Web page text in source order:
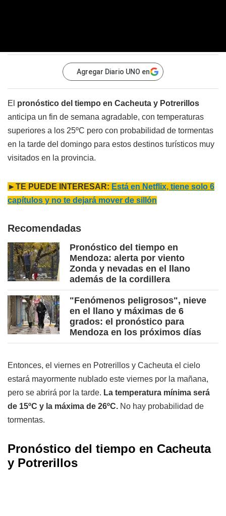
Agregar Diario UNO en
El pronóstico del tiempo en Cacheuta y Potrerillos
anticipa un fin de semana agradable, con temperaturas
superiores a los 25ºC pero con probabilidad de tormentas
en la tarde del domingo para estos destinos turísticos muy
visitados en la provincia.
►TE PUEDE INTERESAR: Está en Netflix, tiene solo 6
capítulos y no te dejará mover de sillón
Recomendadas
Pronóstico del tiempo en
Mendoza: alerta por viento
Zonda y nevadas en el llano
además de la cordillera
"Fenómenos peligrosos", nieve
en el llano y máximas de 6
grados: el pronóstico para
Mendoza en los próximos días
Entonces, el viernes en Potrerillos y Cacheuta el cielo
estará mayormente nublado este viernes por la mañana,
pero se abrirá por la tarde. La temperatura mínima será
de 15ºC y la máxima de 26ºC. No hay probabilidad de
tormentas.
Pronóstico del tiempo en Cacheuta
y Potrerillos